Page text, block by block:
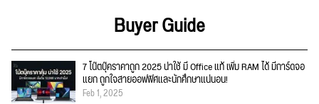
Buyer Guide
7 โน๊ตบุ๊คราคาถูก 2025 น่าใช้ มี Office แท้ เพิ่ม RAM ได้ มีการ์ดจอ
แยก ถูกใจสายออฟฟิศและนักศึกษาแน่นอน!
Feb 1, 2025